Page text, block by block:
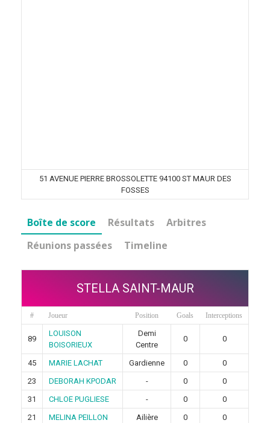
51 AVENUE PIERRE BROSSOLETTE 94100 ST MAUR DES
FOSSES
Boîte de score Résultats
Arbitres
Réunions passées
Timeline
STELLA SAINT-MAUR
# Joueur Position Goals Interceptions
89
LOUISON
BOISORIEUX
Demi
Centre
0 0
45 MARIE LACHAT Gardienne 0
0
23
DEBORAH KPODAR - 0
0
31
CHLOE PUGLIESE - 0
0
21
MELINA PEILLON Ailière 0 0